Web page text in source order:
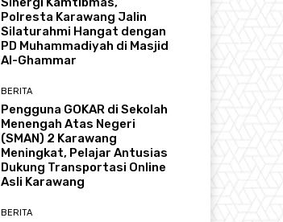
Polresta Karawang Jalin
Silaturahmi Hangat dengan
PD Muhammadiyah di Masjid
Al-Ghammar
BERITA
Pengguna GOKAR di Sekolah
Menengah Atas Negeri
(SMAN) 2 Karawang
Meningkat, Pelajar Antusias
Dukung Transportasi Online
Asli Karawang
BERITA